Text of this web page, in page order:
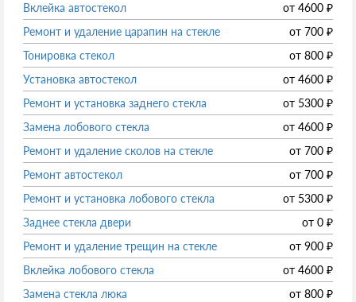
Вклейка автостекол
от 4600 ₽
Ремонт и удаление царапин на стекле
от 700 ₽
Тонировка стекол
от 800 ₽
Установка автостекол
от 4600 ₽
Ремонт и установка заднего стекла
от 5300 ₽
Замена лобового стекла
от 4600 ₽
Ремонт и удаление сколов на стекле
от 700 ₽
Ремонт автостекол
от 700 ₽
Ремонт и установка лобового стекла
от 5300 ₽
Заднее стекла двери
от 0 ₽
Ремонт и удаление трещин на стекле
от 900 ₽
Вклейка лобового стекла
от 4600 ₽
Замена стекла люка
от 800 ₽